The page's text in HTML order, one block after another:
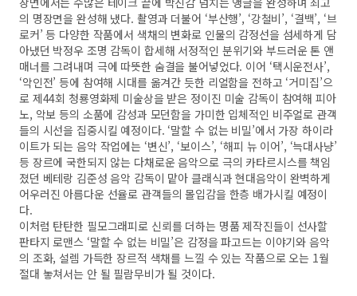
의 명장면을 완성해 냈다. 촬영과 더불어 ‘부산행’, ‘강철비’, ‘결백’, ‘브
로커’ 등 다양한 작품에서 색채의 변화로 인물의 감정선을 섬세하게 담
아냈던 박정우 조명 감독이 합세해 서정적인 분위기와 부드러운 톤 앤
매너를 그려내며 극에 따뜻한 숨결을 불어넣었다. 이어 ‘택시운전사’,
‘악인전’ 등에 참여해 시대를 옮겨간 듯한 리얼함을 전하고 ‘거미집’으
로 제44회 청룡영화제 미술상을 받은 정이진 미술 감독이 참여해 피아
노, 악보 등의 소품에 감성과 모던함을 가미한 입체적인 비주얼로 관객
들의 시선을 집중시킬 예정이다. ‘말할 수 없는 비밀’에서 가장 하이라
이트가 되는 음악 작업에는 ‘변신’, ‘보이스’, ‘해피 뉴 이어’, ‘늑대사냥’
등 장르에 국한되지 않는 다채로운 음악으로 극의 카타르시스를 책임
졌던 베테랑 김준성 음악 감독이 맡아 클래식과 현대음악이 완벽하게
어우러진 아름다운 선율로 관객들의 몰입감을 한층 배가시킬 예정이
다.
이처럼 탄탄한 필모그래피로 신뢰를 더하는 명품 제작진들이 선사할
판타지 로맨스 ‘말할 수 없는 비밀’은 감정을 파고드는 이야기와 음악
의 조화, 설렘 가득한 장르적 색채를 느낄 수 있는 작품으로 오는 1월
절대 놓쳐서는 안 될 필람무비가 될 것이다.